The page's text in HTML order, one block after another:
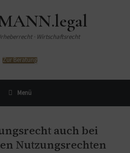
· Wirtschaftsrecht
Zur Beratung
Menü
auch bei
Nutzungsrechten